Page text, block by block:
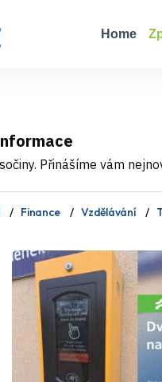
Home
Přinášíme vám
Finance Vzdělávání